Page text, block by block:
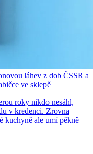
láhev z dob ČSSR a
ve sklepě
roky nikdo nesáhl,
v kredenci. Zrovna
kuchyně ale umí pěkně